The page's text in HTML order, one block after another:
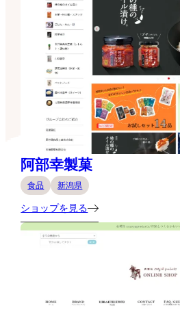
阿部幸製菓
食品 新潟県
ショップを見る